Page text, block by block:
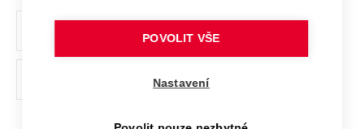
Ochrana osobních údajů
odkaz)
POVOLIT VŠE
Nastavení